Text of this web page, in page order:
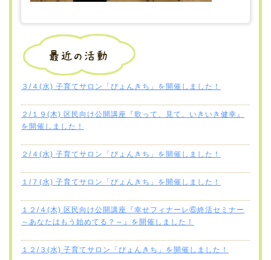
３/４(水) 子育てサロン「ぴょんきち」を開催しました！
２/１９(木) 区民向け公開講座『歌って、見て、いきいき健幸』
を開催しました！
２/４(水) 子育てサロン「ぴょんきち」を開催しました！
１/７(水) 子育てサロン「ぴょんきち」を開催しました！
１２/４(木) 区民向け公開講座『幸せフィナーレ⑥終活セミナー
～あなたはもう始めてる？～』を開催しました！
１２/３(水) 子育てサロン「ぴょんきち」を開催しました！